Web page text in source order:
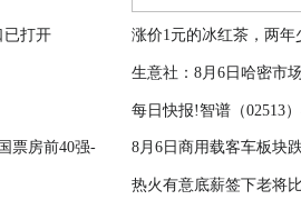
已打开
票房前40强-
涨价1元的冰红茶，两年
生意社：8月6日哈密市
每日快报!智谱（02513
上调API模型调用定价
8月6日商用载客车板块
热火有意底薪签下老将